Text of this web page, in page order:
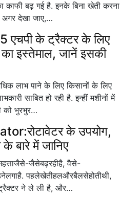
काफी बढ़ गई है. इनके बिना खेती करना
अगर देखा जाए,…
के ट्रैक्टर के लिए
इस्तेमाल, जानें इसकी
लाभ पाने के लिए किसानों के लिए
साबित हो रही है. इन्हीं मशीनों में
को भुरभुर…
के उपयोग,
बारे में जानिए
जैसेबढ़रहीहै, वैसे-
पहलेखेतीहलऔरबैलसेहोतीथी,
ने ले ली है, और…